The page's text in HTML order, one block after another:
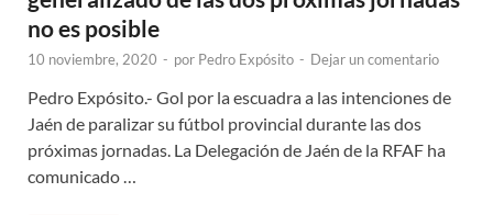
no es posible
10 noviembre, 2020 - por Pedro Expósito - Dejar un comentario
Pedro Expósito.- Gol por la escuadra a las intenciones de
Jaén de paralizar su fútbol provincial durante las dos
próximas jornadas. La Delegación de Jaén de la RFAF ha
comunicado …